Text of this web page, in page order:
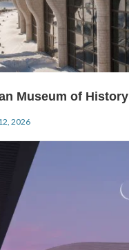
Museum of History
2026